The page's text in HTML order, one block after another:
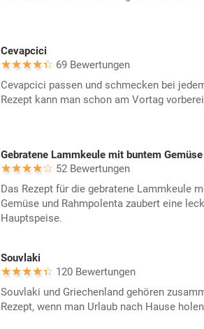
Cevapcici
69 Bewertungen
Cevapcici passen und schmecken bei
Rezept kann man schon am Vortag
52 Bewertungen
Das Rezept für die gebratene Lammkeule
Gemüse und Rahmpolenta zaubert eine
Hauptspeise.
Souvlaki
120 Bewertungen
Souvlaki und Griechenland gehören
Rezept, wenn man Urlaub nach Hause